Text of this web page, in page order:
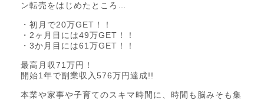
ン転売をはじめたところ…
・初月で20万GET！！
・2ヶ月目には49万GET！！
・3か月目には61万GET！！
最高月収71万円！
開始1年で副業収入576万円達成!!
本業や家事や子育てのスキマ時間に、時間も脳みそも集